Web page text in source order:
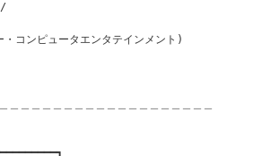
コンピュータエンタテインメント)